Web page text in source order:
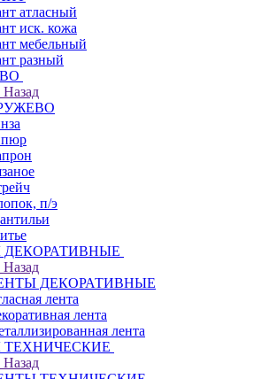
атласный
иск. кожа
мебельный
разный
Назад
п/э
ДЕКОРАТИВНЫЕ
Назад
ДЕКОРАТИВНЫЕ
лента
лента
лента
ТЕХНИЧЕСКИЕ
Назад